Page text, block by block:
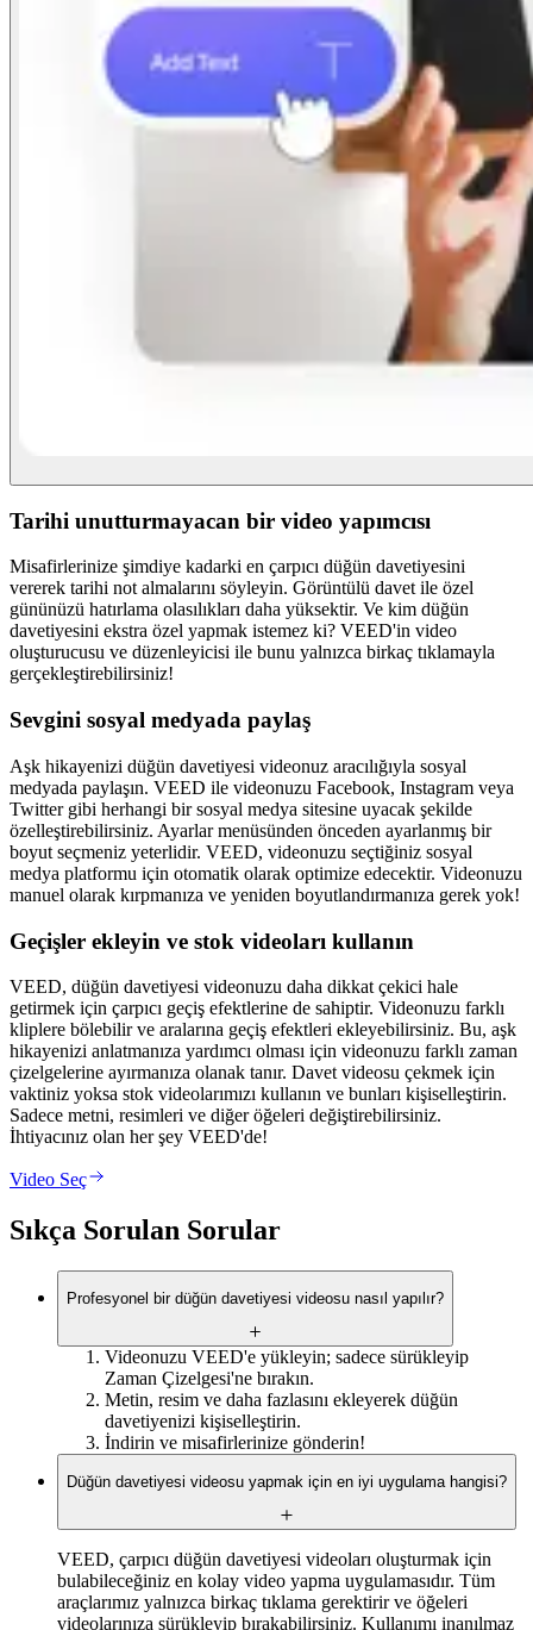
Tarihi unutturmayacan bir video yapımcısı
Misafirlerinize şimdiye kadarki en çarpıcı düğün davetiyesini
vererek tarihi not almalarını söyleyin. Görüntülü davet ile özel
gününüzü hatırlama olasılıkları daha yüksektir. Ve kim düğün
davetiyesini ekstra özel yapmak istemez ki? VEED'in video
oluşturucusu ve düzenleyicisi ile bunu yalnızca birkaç tıklamayla
gerçekleştirebilirsiniz!
Sevgini sosyal medyada paylaş
Aşk hikayenizi düğün davetiyesi videonuz aracılığıyla sosyal
medyada paylaşın. VEED ile videonuzu Facebook, Instagram veya
Twitter gibi herhangi bir sosyal medya sitesine uyacak şekilde
özelleştirebilirsiniz. Ayarlar menüsünden önceden ayarlanmış bir
boyut seçmeniz yeterlidir. VEED, videonuzu seçtiğiniz sosyal
medya platformu için otomatik olarak optimize edecektir. Videonuzu
manuel olarak kırpmanıza ve yeniden boyutlandırmanıza gerek yok!
Geçişler ekleyin ve stok videoları kullanın
VEED, düğün davetiyesi videonuzu daha dikkat çekici hale
getirmek için çarpıcı geçiş efektlerine de sahiptir. Videonuzu farklı
kliplere bölebilir ve aralarına geçiş efektleri ekleyebilirsiniz. Bu, aşk
hikayenizi anlatmanıza yardımcı olması için videonuzu farklı zaman
çizelgelerine ayırmanıza olanak tanır. Davet videosu çekmek için
vaktiniz yoksa stok videolarımızı kullanın ve bunları kişiselleştirin.
Sadece metni, resimleri ve diğer öğeleri değiştirebilirsiniz.
İhtiyacınız olan her şey VEED'de!
Video Seç
Sıkça Sorulan Sorular
Profesyonel bir düğün davetiyesi videosu nasıl yapılır?
Videonuzu VEED'e yükleyin; sadece sürükleyip
Zaman Çizelgesi'ne bırakın.
Metin, resim ve daha fazlasını ekleyerek düğün
davetiyenizi kişiselleştirin.
İndirin ve misafirlerinize gönderin!
Düğün davetiyesi videosu yapmak için en iyi uygulama hangisi?
VEED, çarpıcı düğün davetiyesi videoları oluşturmak için
bulabileceğiniz en kolay video yapma uygulamasıdır. Tüm
araçlarımız yalnızca birkaç tıklama gerektirir ve öğeleri
videolarınıza sürükleyip bırakabilirsiniz. Kullanımı inanılmaz